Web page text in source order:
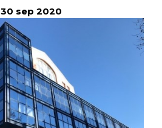
30 sep 2020